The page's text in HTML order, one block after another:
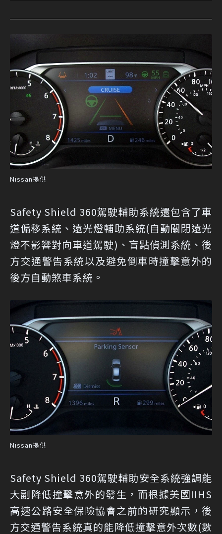
Nissan提供
Safety Shield 360駕駛輔助系統還包含了車
道偏移系統、遠光燈輔助系統(自動關閉遠光
燈不影響對向車道駕駛)、盲點偵測系統、後
方交通警告系統以及避免倒車時撞擊意外的
後方自動煞車系統。
Nissan提供
Safety Shield 360駕駛輔助安全系統強調能
大副降低撞擊意外的發生，而根據美國IIHS
高速公路安全保險協會之前的研究顯示，後
方交通警告系統真的能降低撞擊意外次數(數